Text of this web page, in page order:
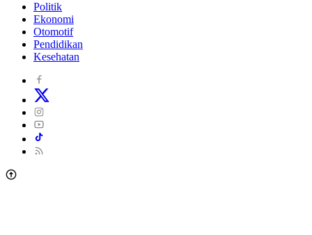
Politik
Ekonomi
Otomotif
Pendidikan
Kesehatan